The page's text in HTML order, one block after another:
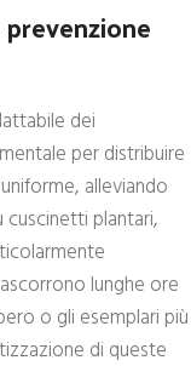
dei
per distribuire
alleviando
plantari,
lunghe ore
o gli esemplari più
di queste